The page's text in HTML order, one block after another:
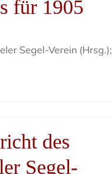
für 1905
Segel-Verein (Hrsg.);
des
Segel-